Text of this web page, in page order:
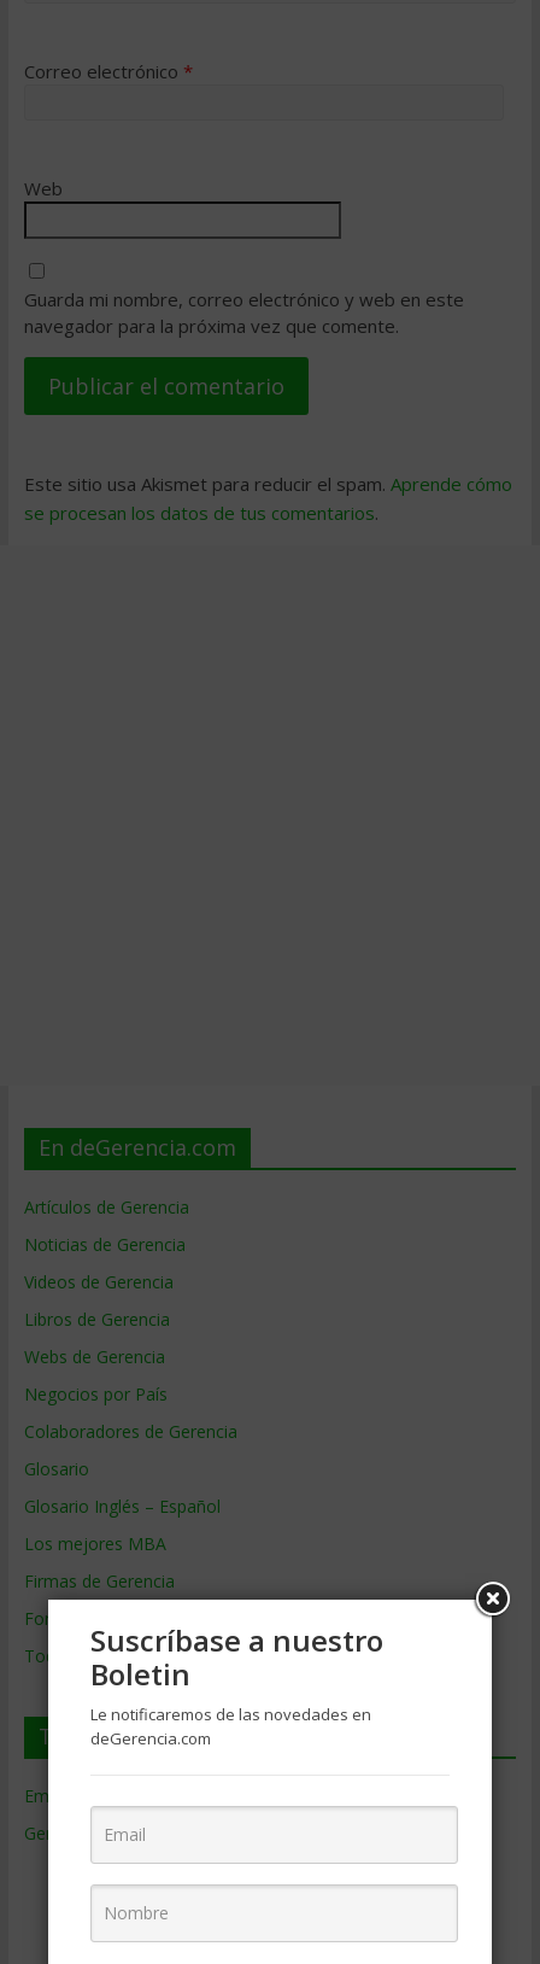
Correo electrónico *
Web
Guarda mi nombre, correo electrónico y web en este
navegador para la próxima vez que comente.
Este sitio usa Akismet para reducir el spam. Aprende cómo
se procesan los datos de tus comentarios.
En deGerencia.com
Artículos de Gerencia
Noticias de Gerencia
Videos de Gerencia
Libros de Gerencia
Webs de Gerencia
Negocios por País
Colaboradores de Gerencia
Glosario
Glosario Inglés – Español
Los mejores MBA
Firmas de Gerencia
Formación de Gerencia
Todos los Temas
Temas de Gerencia
Empresas de Gerencia
Gerencia
(9.477)
Ciencias Económicas(80)
Contabilidad (466)
Educacion Gerencial(454)
Suscríbase a nuestro
Boletin
Le notificaremos de las novedades en
deGerencia.com